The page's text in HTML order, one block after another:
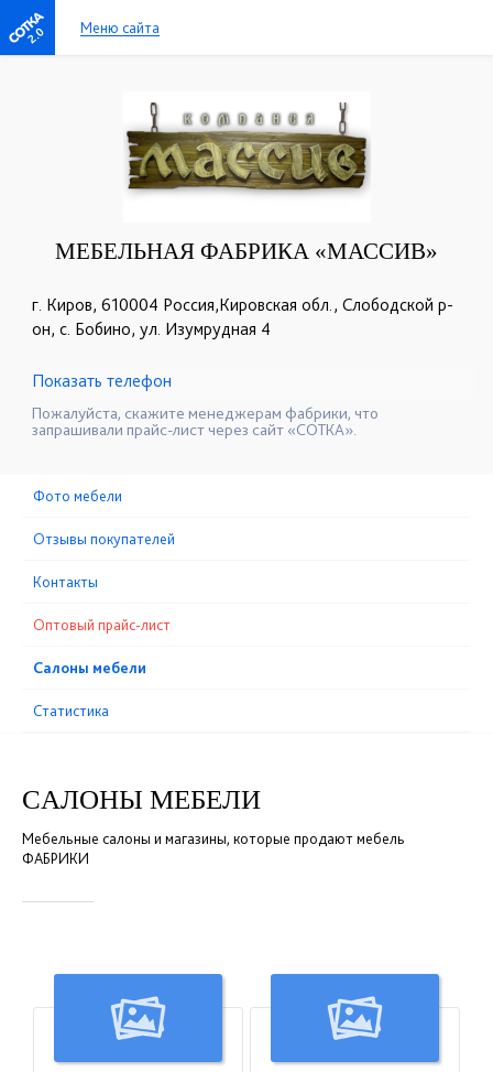
2.0 Меню сайта
МЕБЕЛЬНАЯ ФАБРИКА «МАССИВ»
г. Киров, 610004 Россия,Кировская обл., Слободской р-
он, с. Бобино, ул. Изумрудная 4
☎+7 (912) 826-18-75
Показать телефон
Пожалуйста, скажите менеджерам фабрики, что
запрашивали прайс-лист через сайт «СОТКА».
Фото мебели
Отзывы покупателей
Контакты
Оптовый прайс-лист
Cалоны мебели
Статистика
CАЛОНЫ МЕБЕЛИ
Мебельные салоны и магазины, которые продают мебель
ФАБРИКИ